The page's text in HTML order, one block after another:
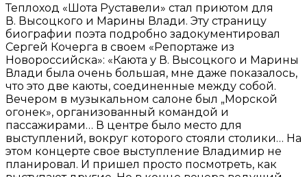
Теплоход «Шота Руставели» стал приютом для
В. Высоцкого и Марины Влади. Эту страницу
биографии поэта подробно задокументировал
Сергей Кочерга в своем «Репортаже из
Новороссийска»: «Каюта у В. Высоцкого и Марины
Влади была очень большая, мне даже показалось,
что это две каюты, соединенные между собой.
Вечером в музыкальном салоне был „Морской
огонек», организованный командой и
пассажирами… В центре было место для
выступлений, вокруг которого стояли столики… На
этом концерте свое выступление Владимир не
планировал. И пришел просто посмотреть, как